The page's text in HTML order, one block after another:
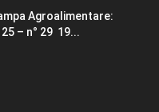
Agroalimentare:
– n° 29 19...